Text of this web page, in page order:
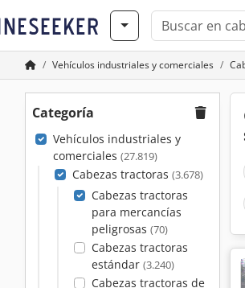
Vehículos industriales y comerciales
Categoría
Vehículos industriales y
comerciales (27.819)
Cabezas tractoras (3.678)
Cabezas tractoras
para mercancías
peligrosas (70)
Cabezas tractoras
estándar (3.240)
Cabezas tractoras de